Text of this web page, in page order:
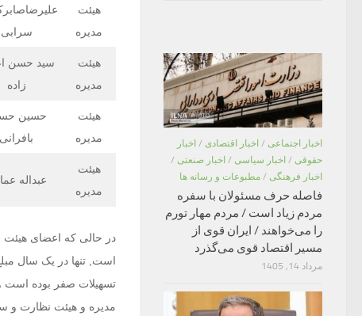
هیئت
مدیره
سرابی
هیئت
مدیره
سید حسن
زاده
هیئت
مدیره
حسین
بافرانی
هیئت
مدیره
عبداله
در حالی که اعضای هیئت
مدیره و هیئت نظارت و
اخبار اجتماعی / اخبار اقتصادی / اخبار
حقوقی / اخبار سیاسی / اخبار صنعتی /
اخبار فرهنگی / مطبوعات و رسانه ها
فاصله حرف مسئولان با سفره
مردم زیاد است / مردم مهار تورم
را می‌خواهند / ایران قوی از
مسیر اقتصاد قوی می‌گذرد
مرداد 14, 1405